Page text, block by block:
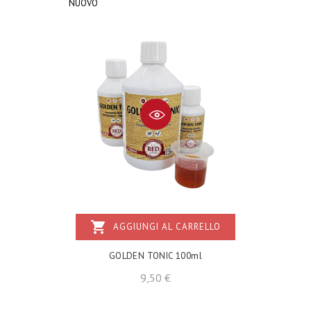
NUOVO
shopping_cart AGGIUNGI AL CARRELLO
GOLDEN TONIC 100ml
9,50 €